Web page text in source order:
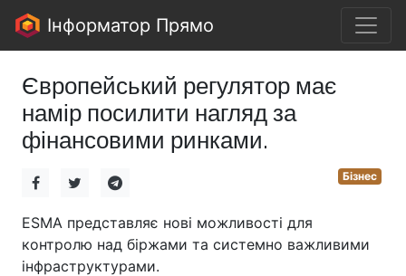
Інформатор Прямо
Європейський регулятор має
намір посилити нагляд за
фінансовими ринками.
Бізнес
ESMA представляє нові можливості для
контролю над біржами та системно важливими
інфраструктурами.